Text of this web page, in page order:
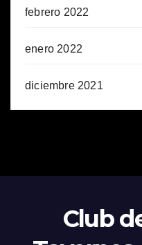
febrero 2022
enero 2022
diciembre 2021
Club